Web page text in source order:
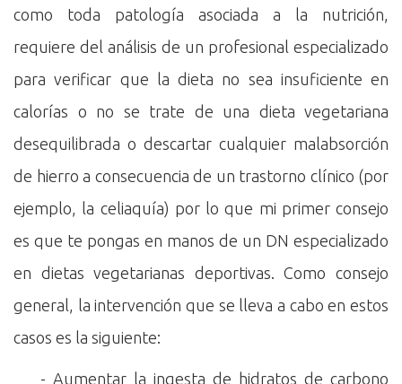
como toda patología asociada a la nutrición,
requiere del análisis de un profesional especializado
para verificar que la dieta no sea insuficiente en
calorías o no se trate de una dieta vegetariana
desequilibrada o descartar cualquier malabsorción
de hierro a consecuencia de un trastorno clínico (por
ejemplo, la celiaquía) por lo que mi primer consejo
es que te pongas en manos de un DN especializado
en dietas vegetarianas deportivas. Como consejo
general, la intervención que se lleva a cabo en estos
casos es la siguiente:
- Aumentar la ingesta de hidratos de carbono